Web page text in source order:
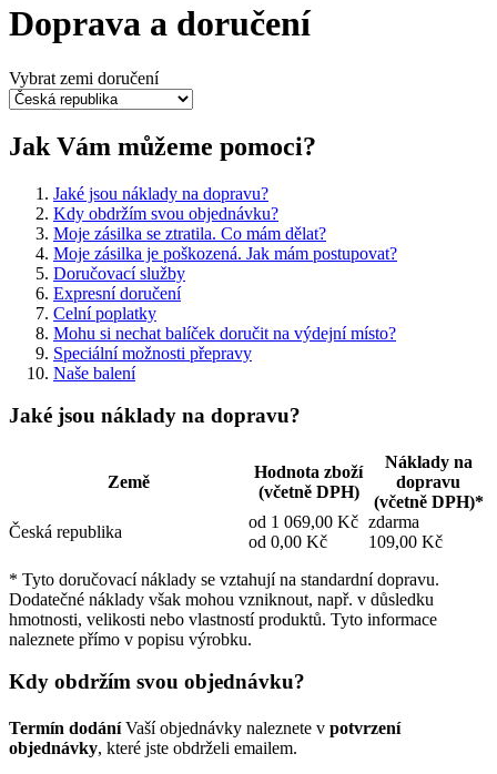
Doprava a doručení
Vybrat zemi doručení
Jak Vám můžeme pomoci?
Jaké jsou náklady na dopravu?
Kdy obdržím svou objednávku?
Moje zásilka se ztratila. Co mám dělat?
Moje zásilka je poškozená. Jak mám postupovat?
Doručovací služby
Expresní doručení
Celní poplatky
Mohu si nechat balíček doručit na výdejní místo?
Speciální možnosti přepravy
Naše balení
Jaké jsou náklady na dopravu?
Země
Hodnota zboží
(včetně DPH)
Náklady na
dopravu
(včetně DPH)*
Česká republika
od 1 069,00 Kč zdarma
od 0,00 Kč
109,00 Kč
* Tyto doručovací náklady se vztahují na standardní dopravu.
Dodatečné náklady však mohou vzniknout, např. v důsledku
hmotnosti, velikosti nebo vlastností produktů. Tyto informace
naleznete přímo v popisu výrobku.
Kdy obdržím svou objednávku?
Termín dodáníVaší objednávky naleznete v potvrzení
objednávky, které jste obdrželi emailem.